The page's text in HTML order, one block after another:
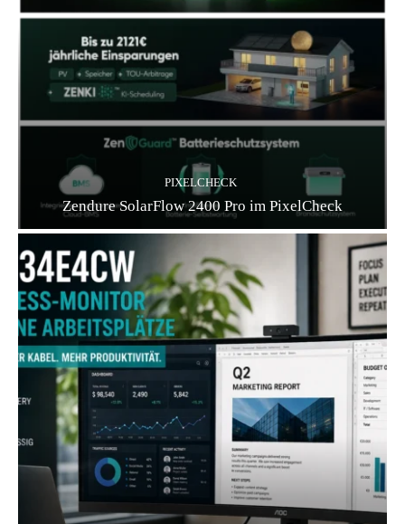
PIXELCHECK
Zendure SolarFlow 2400 Pro im PixelCheck